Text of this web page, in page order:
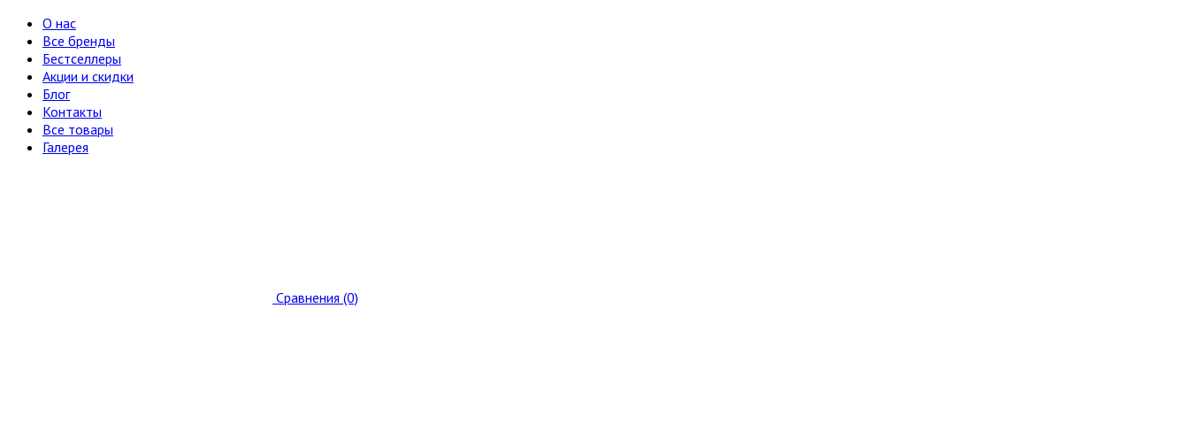
О нас
Все бренды
Бестселлеры
Акции и скидки
Блог
Контакты
Все товары
Галерея
Сравнения (0)